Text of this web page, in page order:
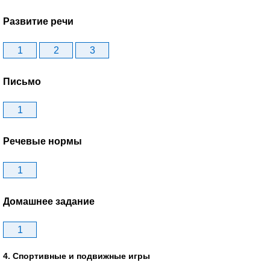
Развитие речи
1 2 3
Письмо
1
Речевые нормы
1
Домашнее задание
1
4. Спортивные и подвижные игры